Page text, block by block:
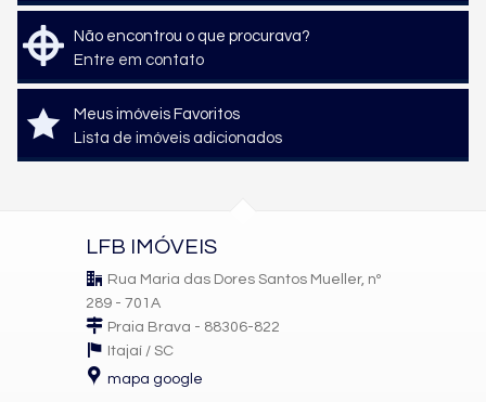
Não encontrou o que procurava?
Entre em contato
Meus imóveis Favoritos
Lista de imóveis adicionados
LFB IMÓVEIS
Rua Maria das Dores Santos Mueller, nº
289 - 701A
Praia Brava - 88306-822
Itajaí / SC
mapa google